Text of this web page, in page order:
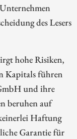
des Lesers
hohe Risiken,
Kapitals führen
und ihre
beruhen auf
Haftung
Garantie für